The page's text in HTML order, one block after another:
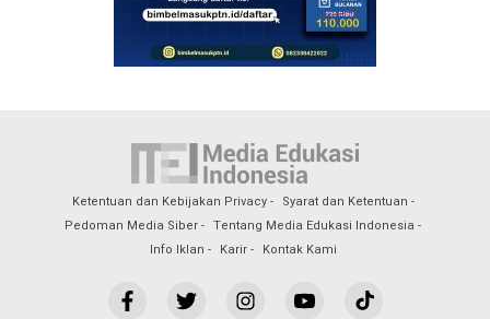
Ketentuan dan Kebijakan Privacy
Syarat dan Ketentuan
Pedoman Media Siber
Tentang Media Edukasi Indonesia
Info Iklan
Karir Kontak Kami